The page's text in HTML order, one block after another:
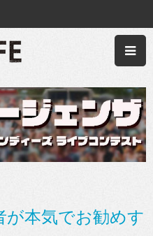
が本気でお勧めす